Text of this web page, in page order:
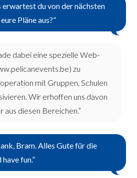
erwartest du von der nächsten
Pläne aus?”
dabei eine spezielle Web-
zu
mit Gruppen, Schulen
Wir erhoffen uns davon
aus diesen Bereichen.”
Bram. Alles Gute für die
fun.”